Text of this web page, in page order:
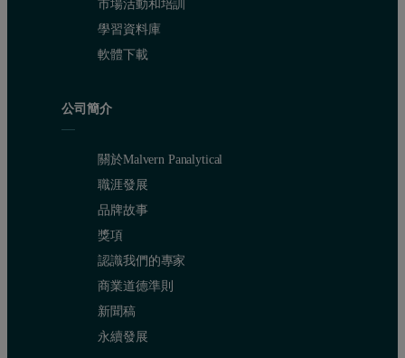
市場活動和培訓
學習資料庫
軟體下載
公司簡介
關於Malvern Panalytical
職涯發展
品牌故事
獎項
認識我們的專家
商業道德準則
新聞稿
永續發展